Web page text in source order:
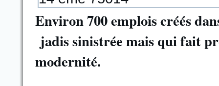
Environ 700 emplois créés
jadis sinistrée mais qui fait
modernité.